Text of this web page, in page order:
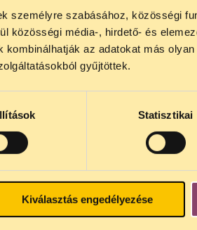
személyre szabásához, közösségi
közösségi média-, hirdető- és
az adatokat más
gyűjtöttek.
Statisztikai
Kiválasztás engedélyezése